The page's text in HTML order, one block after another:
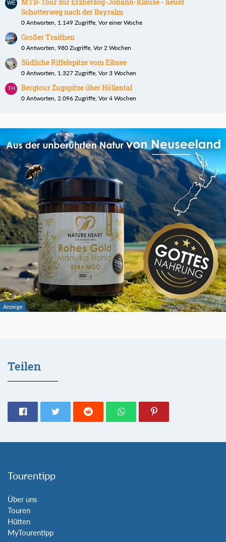
Schotterweg nach der Bayralm
0 Antworten, 1.149 Zugriffe, Vor einer Woche
Großer Traithen
0 Antworten, 980 Zugriffe, Vor 2 Wochen
Südliche Riffelspitze vom Eibsee
0 Antworten, 1.327 Zugriffe, Vor 3 Wochen
Bergtour Zugspitze über Höllental
0 Antworten, 2.096 Zugriffe, Vor 4 Wochen
Teilen
Tourentipp
Über uns
Touren
Hütten
MyTourentipp